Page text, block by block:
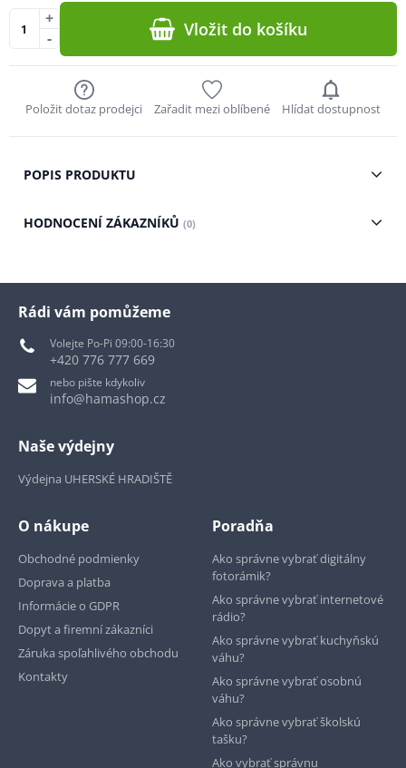
-
+ Vložit do košíku
Položit dotaz prodejci Zařadit mezi oblíbené Hlídat dostupnost
POPIS PRODUKTU
HODNOCENÍ ZÁKAZNÍKŮ (0)
Rádi vám pomůžeme
Volejte Po-Pi 09:00-16:30
+420 776 777 669
nebo pište kdykoliv
info@hamashop.cz
Naše výdejny
Výdejna UHERSKÉ HRADIŠTĚ
O nákupe
Obchodné podmienky
Doprava a platba
Informácie o GDPR
Dopyt a firemní zákazníci
Záruka spoľahlivého obchodu
Kontakty
Poradňa
Ako správne vybrať digitálny
fotorámik?
Ako správne vybrať internetové
rádio?
Ako správne vybrať kuchyňskú
váhu?
Ako správne vybrať osobnú
váhu?
Ako správne vybrať školskú
tašku?
Ako vybrať správnu